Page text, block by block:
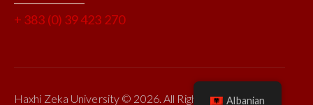
+ 383 (0) 39 423 270
Haxhi Zeka University © 2026. All Rights Reserved.
Albanian